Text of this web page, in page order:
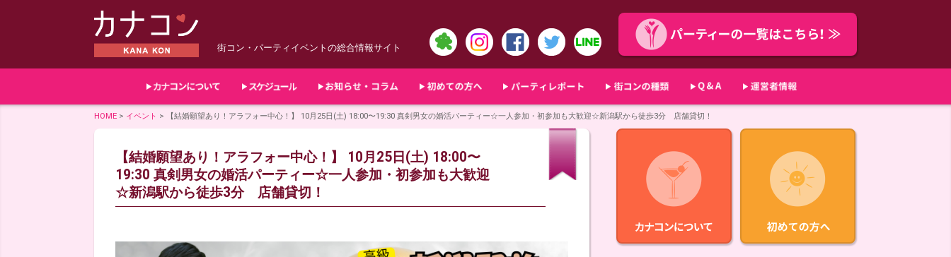
街コン・パーティイベントの総合情報サイト
HOME > イベント > 【結婚願望あり！アラフォー中心！】 10月25日(土) 18:00〜19:30 真剣男女の婚活パーティー☆一人参加・初参加も大歓迎☆新潟駅から徒歩3分 店舗貸切！
【結婚願望あり！アラフォー中心！】 10月25日(土) 18:00〜
19:30 真剣男女の婚活パーティー☆一人参加・初参加も大歓迎
☆新潟駅から徒歩3分 店舗貸切！